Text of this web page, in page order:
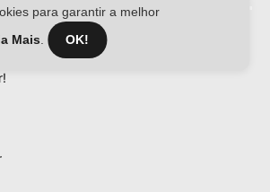
para garantir a melhor
Mais . OK!